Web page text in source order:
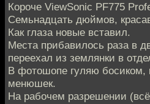
Короче ViewSonic PF775
Семьнадцать дюймов,
Как глаза новые вставил.
Места прибавилось раза в
переехал из землянки в
В фотошопе гуляю босиком,
менюшек.
На рабочем разрешении